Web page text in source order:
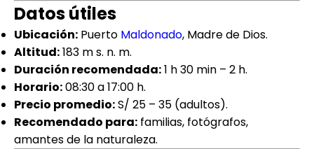
Datos útiles
Ubicación: Puerto Maldonado, Madre de Dios.
Altitud:183 m s. n. m.
Duración recomendada:1 h 30 min – 2 h.
Horario:08:30 a 17:00 h.
Precio promedio:S/ 25 – 35 (adultos).
Recomendado para: familias, fotógrafos,
amantes de la naturaleza.